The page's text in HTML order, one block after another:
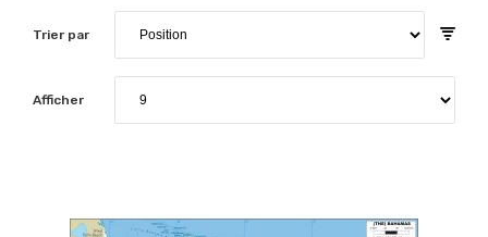
Trier par
Afficher